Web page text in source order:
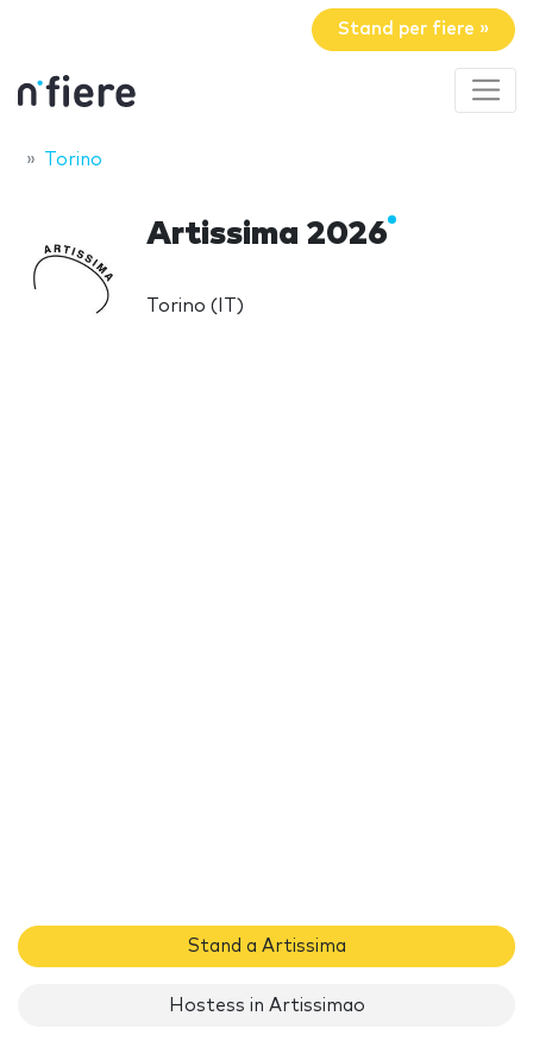
Stand per fiere »
Torino
Artissima 2026
Torino (IT)
Stand a Artissima
Hostess in Artissimao